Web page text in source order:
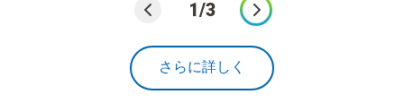
1/3
さらに詳しく